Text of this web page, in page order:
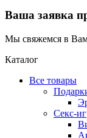
Ваша заявка
Мы свяжемся в
Каталог
Все товары
Секс-